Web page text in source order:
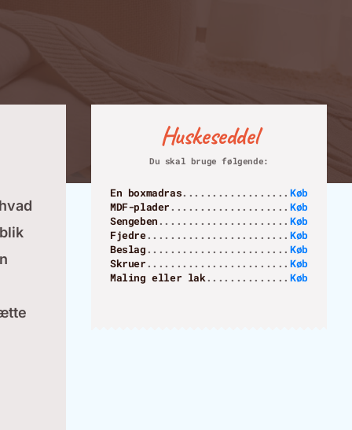
Huskeseddel
Du skal bruge følgende:
En boxmadras
Køb
MDF-plader
Køb
Sengeben
Køb
Fjedre
Køb
Beslag
Køb
Skruer
Køb
Maling eller lak
Køb